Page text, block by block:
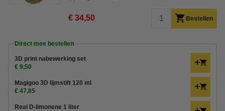
€ 34,50 Bestellen
Direct mee bestellen
3D print nabewerking set
€ 9,50
Magigoo 3D lijmstift 120 ml
€ 47,85
Real D-limonene 1 liter